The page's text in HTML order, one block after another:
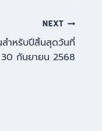
NEXT
สำหรับปีสิ้นสุดวันที่
30 กันยายน 2568